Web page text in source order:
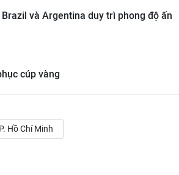
và Argentina duy trì phong độ ấn
cúp vàng
Hồ Chí Minh